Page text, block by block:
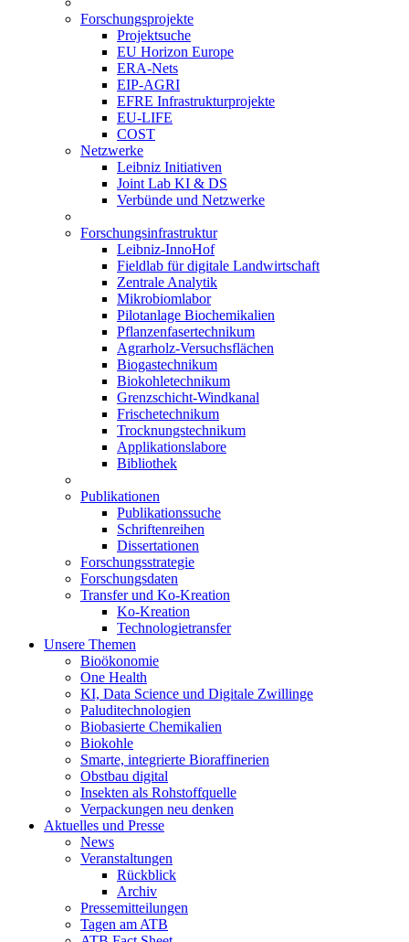
Forschungsprojekte
Projektsuche
EU Horizon Europe
ERA-Nets
EIP-AGRI
EFRE Infrastrukturprojekte
EU-LIFE
COST
Netzwerke
Leibniz Initiativen
Joint Lab KI & DS
Verbünde und Netzwerke
Forschungsinfrastruktur
Leibniz-InnoHof
Fieldlab für digitale Landwirtschaft
Zentrale Analytik
Mikrobiomlabor
Pilotanlage Biochemikalien
Pflanzenfasertechnikum
Agrarholz-Versuchsflächen
Biogastechnikum
Biokohletechnikum
Grenzschicht-Windkanal
Frischetechnikum
Trocknungstechnikum
Applikationslabore
Bibliothek
Publikationen
Publikationssuche
Schriftenreihen
Dissertationen
Forschungsstrategie
Forschungsdaten
Transfer und Ko-Kreation
Ko-Kreation
Technologietransfer
Unsere Themen
Bioökonomie
One Health
KI, Data Science und Digitale Zwillinge
Paluditechnologien
Biobasierte Chemikalien
Biokohle
Smarte, integrierte Bioraffinerien
Obstbau digital
Insekten als Rohstoffquelle
Verpackungen neu denken
Aktuelles und Presse
News
Veranstaltungen
Rückblick
Archiv
Pressemitteilungen
Tagen am ATB